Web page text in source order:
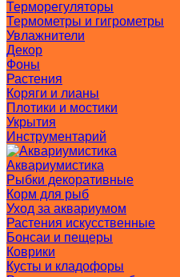
Терморегуляторы
Термометры и гигрометры
Увлажнители
Декор
Фоны
Растения
Коряги и лианы
Плотики и мостики
Укрытия
Инструментарий
Аквариумистика
Рыбки декоративные
Корм для рыб
Уход за аквариумом
Растения искусственные
Бонсаи и пещеры
Коврики
Кусты и кладофоры